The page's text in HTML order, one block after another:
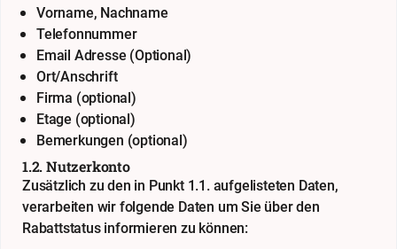
Vorname, Nachname
Telefonnummer
Email Adresse (Optional)
Ort/Anschrift
Firma (optional)
Etage (optional)
Bemerkungen (optional)
1.2. Nutzerkonto
Zusätzlich zu den in Punkt 1.1. aufgelisteten Daten,
verarbeiten wir folgende Daten um Sie über den
Rabattstatus informieren zu können: